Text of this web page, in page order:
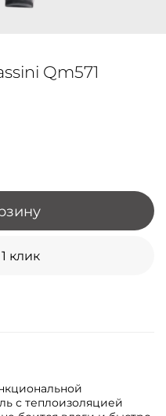
Qm571
клик
с теплоизоляцией